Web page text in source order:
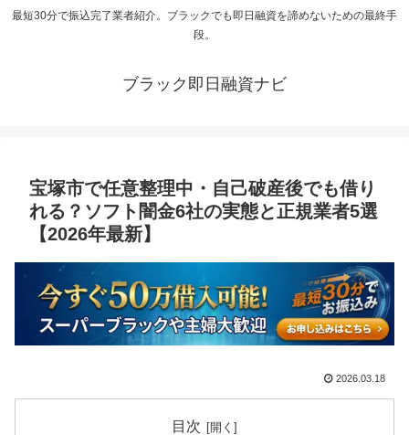
最短30分で振込完了業者紹介。ブラックでも即日融資を諦めないための最終手
段。
ブラック即日融資ナビ
宝塚市で任意整理中・自己破産後でも借り
れる？ソフト闇金6社の実態と正規業者5選
【2026年最新】
2026.03.18
目次